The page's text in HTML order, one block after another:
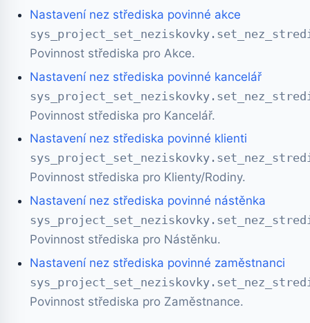
Nastavení nez střediska povinné akce
Povinnost střediska pro Akce.
Nastavení nez střediska povinné kancelář
Povinnost střediska pro Kancelář.
Nastavení nez střediska povinné klienti
Povinnost střediska pro Klienty/Rodiny.
Nastavení nez střediska povinné nástěnka
Povinnost střediska pro Nástěnku.
Nastavení nez střediska povinné zaměstnanci
Povinnost střediska pro Zaměstnance.